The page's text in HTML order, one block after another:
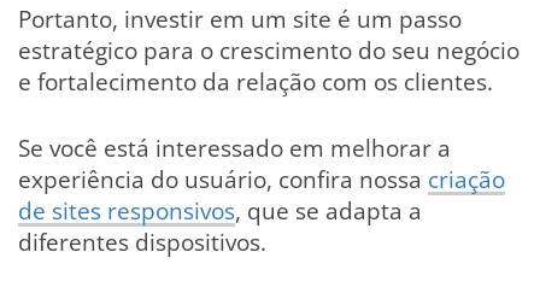
Portanto, investir em um site é um passo
estratégico para o crescimento do seu negócio
e fortalecimento da relação com os clientes.
Se você está interessado em melhorar a
experiência do usuário, confira nossa criação
de sites responsivos, que se adapta a
diferentes dispositivos.